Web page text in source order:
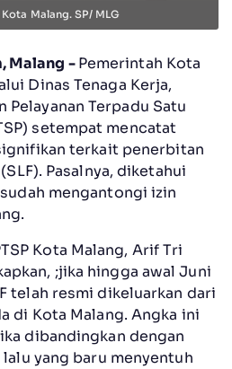
Malang. SP/ MLG
Malang -Pemerintah Kota
Dinas Tenaga Kerja,
Pelayanan Terpadu Satu
setempat mencatat
terkait penerbitan
Pasalnya, diketahui
sudah mengantongi izin
Kota Malang, Arif Tri
;jika hingga awal Juni
telah resmi dikeluarkan dari
di Kota Malang. Angka ini
dibandingkan dengan
yang baru menyentuh